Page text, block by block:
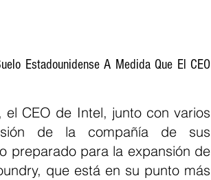
Estadounidense A Medida Que El CEO
el CEO de Intel, junto con varios
de la compañía de sus
preparado para la expansión de
que está en su punto más